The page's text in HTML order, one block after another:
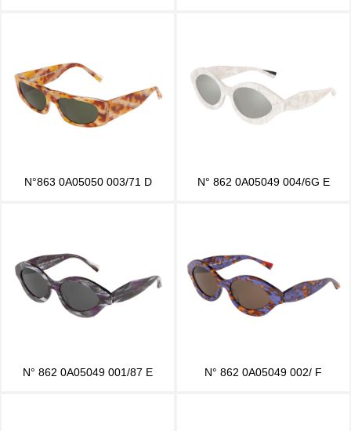
N°863 0A05050 003/71 D N° 862 0A05049 004/6G E
N° 862 0A05049 001/87 E N° 862 0A05049 002/ F